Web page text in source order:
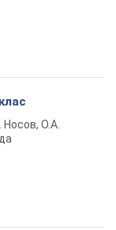
Носов, О.А.